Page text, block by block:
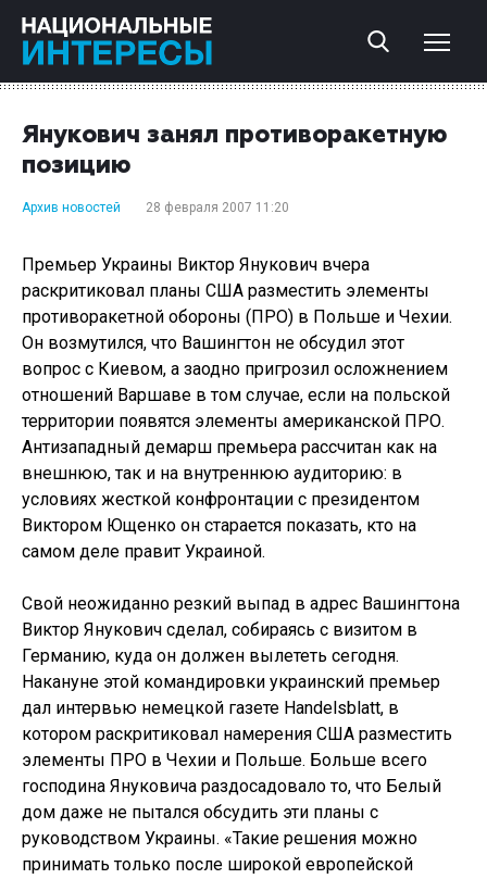
Янукович занял противоракетную
позицию
Архив новостей 28 февраля 2007 11:20
Премьер Украины Виктор Янукович вчера
раскритиковал планы США разместить элементы
противоракетной обороны (ПРО) в Польше и Чехии.
Он возмутился, что Вашингтон не обсудил этот
вопрос с Киевом, а заодно пригрозил осложнением
отношений Варшаве в том случае, если на польской
территории появятся элементы американской ПРО.
Антизападный демарш премьера рассчитан как на
внешнюю, так и на внутреннюю аудиторию: в
условиях жесткой конфронтации с президентом
Виктором Ющенко он старается показать, кто на
самом деле правит Украиной.
Свой неожиданно резкий выпад в адрес Вашингтона
Виктор Янукович сделал, собираясь с визитом в
Германию, куда он должен вылететь сегодня.
Накануне этой командировки украинский премьер
дал интервью немецкой газете Handelsblatt, в
котором раскритиковал намерения США разместить
элементы ПРО в Чехии и Польше. Больше всего
господина Януковича раздосадовало то, что Белый
дом даже не пытался обсудить эти планы с
руководством Украины. «Такие решения можно
принимать только после широкой европейской